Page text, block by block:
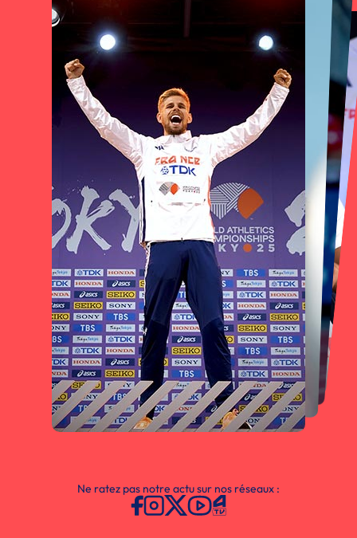
Ne ratez pas notre actu sur nos réseaux :